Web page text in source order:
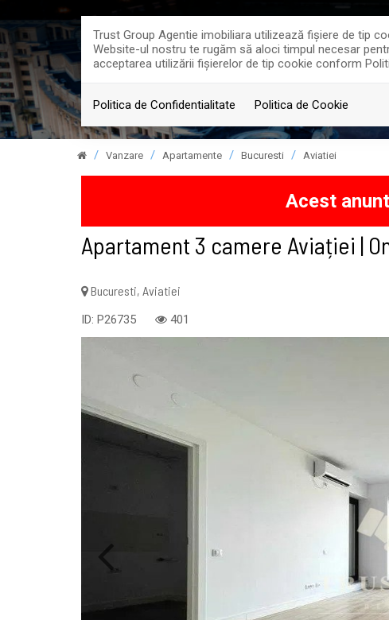
Trust Group Agentie imobiliara utilizează fişiere de tip
Website-ul nostru te rugăm să aloci timpul necesar
acceptarea utilizării fişierelor de tip cookie conform
Politica de Confidentialitate Politica de Cookie
PROPRIETATI PROIECTE
Vanzare Apartamente Bucuresti Aviatiei
Acest
Apartament 3 camere Aviației |
Bucuresti, Aviatiei
ID: P26735 401